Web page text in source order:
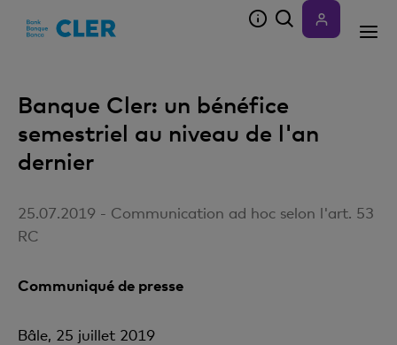
Banque Cler: un bénéfice
semestriel au niveau de l'an
dernier
25.07.2019 - Communication ad hoc selon l'art. 53
RC
Communiqué de presse
Bâle, 25 juillet 2019